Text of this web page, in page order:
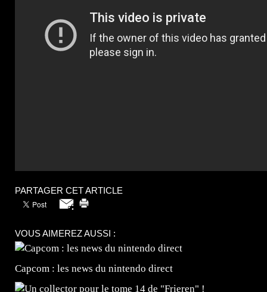
PARTAGER CET ARTICLE
VOUS AIMEREZ AUSSI :
Capcom : les news du nintendo direct